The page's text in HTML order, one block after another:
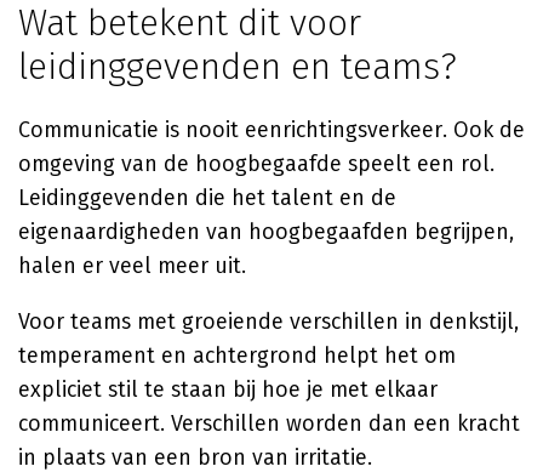
Wat betekent dit voor
leidinggevenden en teams?
Communicatie is nooit eenrichtingsverkeer. Ook de
omgeving van de hoogbegaafde speelt een rol.
Leidinggevenden die het talent en de
eigenaardigheden van hoogbegaafden begrijpen,
halen er veel meer uit.
Voor teams met groeiende verschillen in denkstijl,
temperament en achtergrond helpt het om
expliciet stil te staan bij hoe je met elkaar
communiceert. Verschillen worden dan een kracht
in plaats van een bron van irritatie.